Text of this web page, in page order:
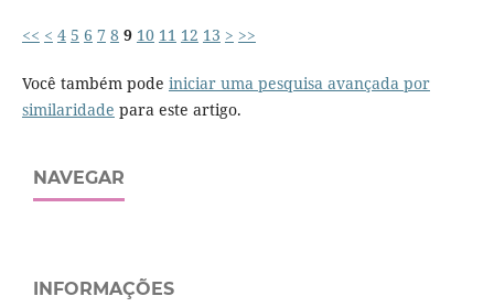
<< < 4 5 6 7 8 9 10 11 12 13 > >>
Você também pode iniciar uma pesquisa avançada por
similaridade para este artigo.
NAVEGAR
INFORMAÇÕES